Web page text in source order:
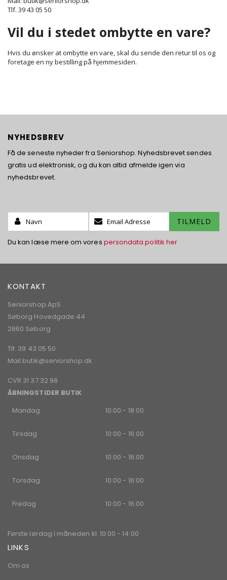
Tlf. 39 43 05 50
Vil du i stedet ombytte en vare?
Hvis du ønsker at ombytte en vare, skal du sende den retur til os og
foretage en ny bestilling på hjemmesiden.
NYHEDSBREV
Få de seneste nyheder fra Seniorshop. Nyhedsbrevet sendes
gratis ud elektronisk, og du kan altid afmelde igen via
nyhedsbrevet.
Name:
Tilmeld
dig
vores
TILMELD
Du kan læse mere om vores persondata politik her
KONTAKT
Seniorshop ApS
Søborg Hovedgade 44
2860 Søborg
Tlf. 39 43 05 50
Mail butik@seniorshop.dk
CVR 31 37 32 98
ÅBNINGSTIDER BUTIK
Mandag
10:00 - 18:00
Tirsdag 10:00 - 16:00
Onsdag 10:00 - 16:00
Torsdag 10:00 - 16:00
Fredag 10:00 - 16:00
Første lørdag i måneden kl. 10:00 - 14:00
LINKS
Om os